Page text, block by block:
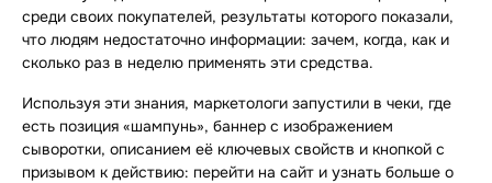
среди своих покупателей, результаты которого показали,
что людям недостаточно информации: зачем, когда, как и
сколько раз в неделю применять эти средства.
Используя эти знания, маркетологи запустили в чеки, где
есть позиция «шампунь», баннер с изображением
сыворотки, описанием её ключевых свойств и кнопкой с
призывом к действию: перейти на сайт и узнать больше о